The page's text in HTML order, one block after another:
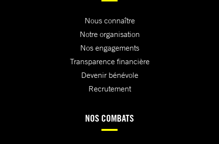
Nous connaître
Notre organisation
Nos engagements
Transparence financière
Devenir bénévole
Recrutement
NOS COMBATS